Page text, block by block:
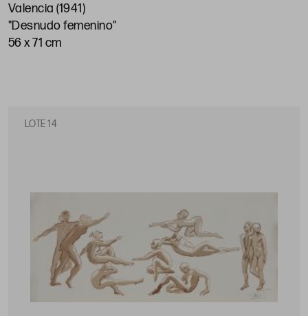
Valencia (1941)
"Desnudo femenino"
56 x 71 cm
LOTE 14